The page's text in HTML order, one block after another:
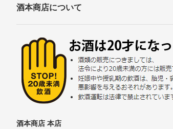
酒本商店について
酒本商店 本店